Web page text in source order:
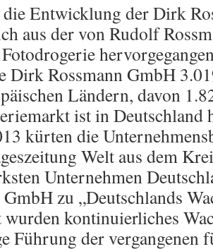
Entwicklung der Dirk
aus der von Rudolf
Dirk Rossmann GmbH
Ländern, davon
ist in Deutschland
kürten die
Welt aus dem
Unternehmen
zu „Deutschlands
kontinuierliches
Führung der vergangenen